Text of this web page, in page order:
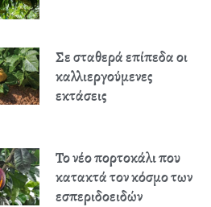
Σε σταθερά επίπεδα οι
καλλιεργούμενες
εκτάσεις
Το νέο πορτοκάλι που
κατακτά τον κόσμο των
εσπεριδοειδών